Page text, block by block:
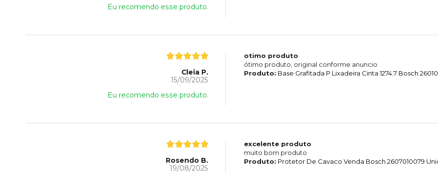
Eu recomendo esse produto.
Cleia P.
15/09/2025
Eu recomendo esse produto.
otimo produto
ótimo produto, original conforme anuncio
Produto: Base Grafitada P Lixadeira Cinta 1274.7 Bosch
Rosendo B.
19/08/2025
excelente produto
muito bom produto
Produto: Protetor De Cavaco Venda Bosch 2607010079